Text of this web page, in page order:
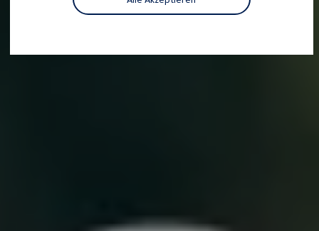
Unternehmen
Karriere
Nachhaltigkeit